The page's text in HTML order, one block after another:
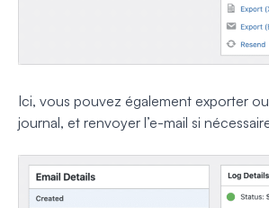
Ici, vous pouvez également exporter
journal, et renvoyer l’e-mail si